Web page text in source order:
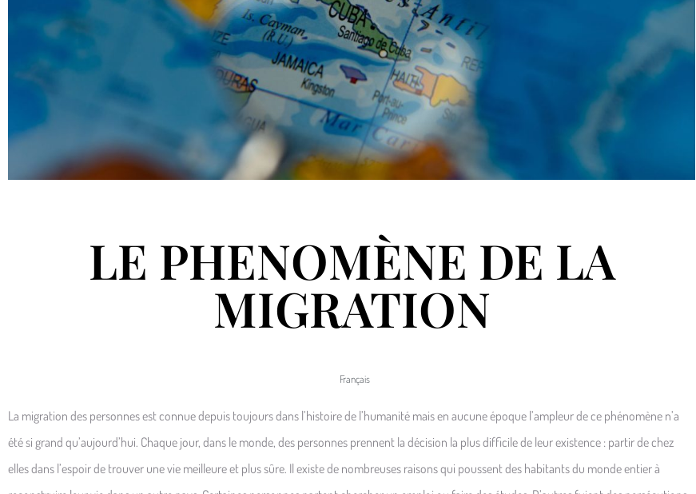
LE PHENOMÈNE DE LA
MIGRATION
Français
La migration des personnes est connue depuis toujours dans l’histoire de l’humanité mais en aucune époque l’ampleur de ce phénomène n’a
été si grand qu’aujourd’hui. Chaque jour, dans le monde, des personnes prennent la décision la plus difficile de leur existence : partir de chez
elles dans l’espoir de trouver une vie meilleure et plus sûre. Il existe de nombreuses raisons qui poussent des habitants du monde entier à